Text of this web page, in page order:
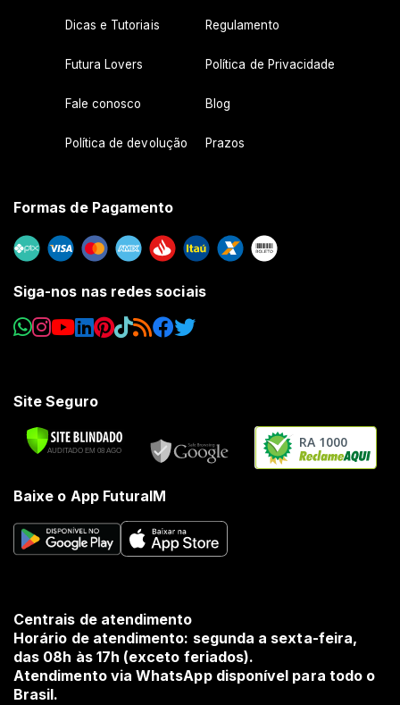
Dicas e Tutoriais Regulamento
Futura Lovers Política de Privacidade
Fale conosco Blog
Política de devolução Prazos
Formas de Pagamento
Siga-nos nas redes sociais
Site Seguro
RA 1000
Baixe o App FuturaIM
Centrais de atendimento
Horário de atendimento: segunda a sexta-feira,
das 08h às 17h (exceto feriados).
Atendimento via WhatsApp disponível para todo o
Brasil.